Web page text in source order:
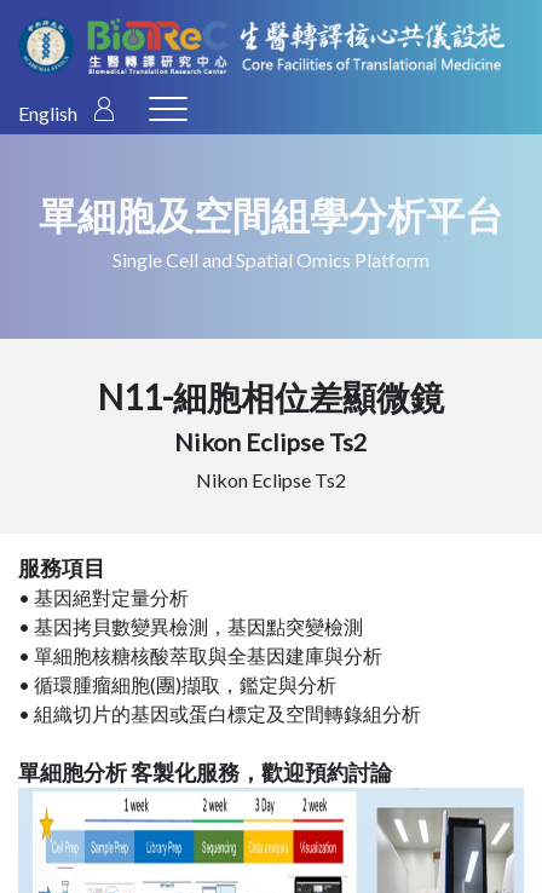
English
單細胞及空間組學分析平台
Single Cell and Spatial Omics Platform
N11-細胞相位差顯微鏡
Nikon Eclipse Ts2
Nikon Eclipse Ts2
服務項目
• 基因絕對定量分析
• 基因拷貝數變異檢測，基因點突變檢測
• 單細胞核糖核酸萃取與全基因建庫與分析
• 循環腫瘤細胞(團)擷取，鑑定與分析
• 組織切片的基因或蛋白標定及空間轉錄組分析
單細胞分析 客製化服務，歡迎預約討論